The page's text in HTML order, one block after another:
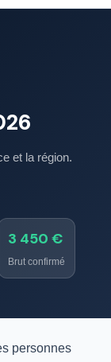
et la région.
3 450 €
Brut confirmé
personnes